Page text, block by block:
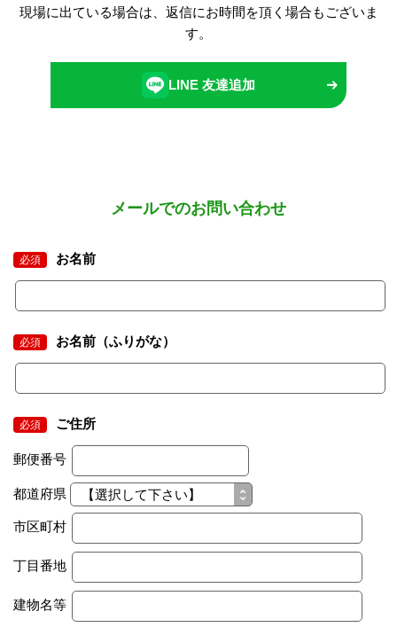
現場に出ている場合は、返信にお時間を頂く場合もございま
す。
LINE 友達追加
メールでのお問い合わせ
必須 お名前
必須 お名前（ふりがな）
必須 ご住所
郵便番号
都道府県
市区町村
丁目番地
建物名等